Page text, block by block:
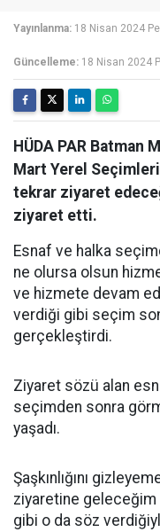
Yayınlanma: 18 Nisan 2024
Güncelleme: 18 Nisan 2024
HÜDA PAR Batman
Mart Yerel
tekrar ziyaret
ziyaret etti.
Esnaf ve halka
ne olursa olsun
ve hizmete devam
verdiği gibi seçim
gerçekleştirdi.
Ziyaret sözü alan
seçimden sonra
yaşadı.
Şaşkınlığını
ziyaretine
gibi o da söz